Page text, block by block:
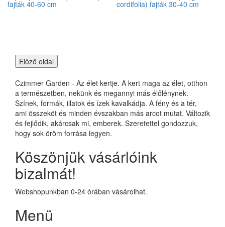
fajták 40-60 cm cordifolia) fajták 30-40 cm
Czimmer Garden - Az élet kertje. A kert maga az élet, otthon
a természetben, nekünk és megannyi más élőlénynek.
Színek, formák, illatok és ízek kavalkádja. A fény és a tér,
ami összeköt és minden évszakban más arcot mutat. Változik
és fejlődik, akárcsak mi, emberek. Szeretettel gondozzuk,
hogy sok öröm forrása legyen.
Köszönjük vásárlóink
bizalmát!
Webshopunkban 0-24 órában vásárolhat.
Menü